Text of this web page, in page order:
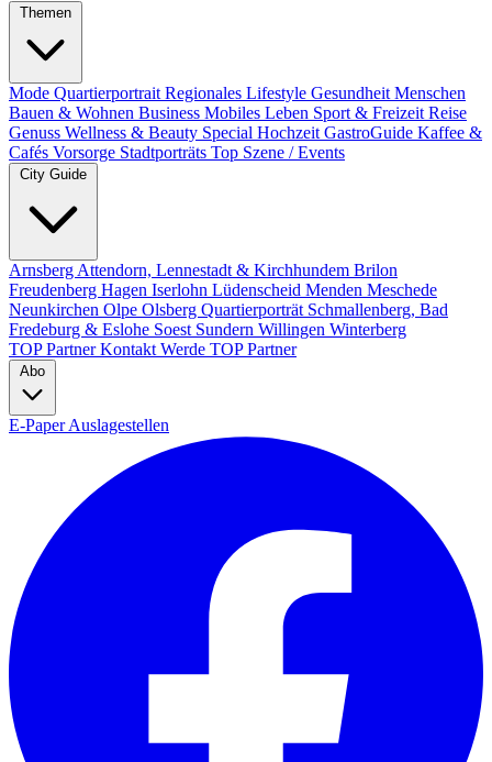
Themen
Mode Quartierportrait Regionales Lifestyle Gesundheit Menschen
Bauen & Wohnen Business Mobiles Leben Sport & Freizeit Reise
Genuss Wellness & Beauty Special Hochzeit GastroGuide Kaffee &
Cafés Vorsorge Stadtporträts Top Szene / Events
City Guide
Arnsberg Attendorn, Lennestadt & Kirchhundem Brilon
Freudenberg Hagen Iserlohn Lüdenscheid Menden Meschede
Neunkirchen Olpe Olsberg Quartierporträt Schmallenberg, Bad
Fredeburg & Eslohe Soest Sundern Willingen Winterberg
TOP PartnerKontakt Werde TOP Partner
Abo
E-PaperAuslagestellen